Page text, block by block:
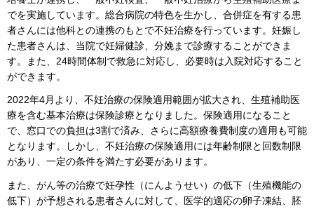
でを実施しています。総合病院の特色を生かし、合併症を有する患
者さんには他科との連携のもとで不妊治療を行っています。妊娠し
た患者さんは、当院で妊婦健診、分娩まで診療することができま
す。また、24時間体制で救急に対応し、必要時は入院対応すること
ができます。
2022年4月より、不妊治療の保険適用範囲が拡大され、生殖補助医
療を含む基本治療は保険診療となりました。保険適用になること
で、窓口での負担は3割で済み、さらに高額療養費制度の適用も可能
となります。しかし、不妊治療の保険適用には年齢制限と回数制限
があり、一定の条件を満たす必要があります。
また、がん等の治療で妊孕性（にんようせい）の低下（生殖機能の
低下）が予想される患者さんに対して、医学的適応の卵子凍結、胚